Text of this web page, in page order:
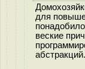
для
веские
абстракций.